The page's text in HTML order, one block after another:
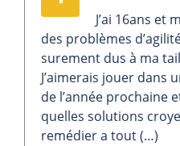
J’ai 16ans et
des problèmes
surement dus à ma
J’aimerais jouer dans
de l’année prochaine
quelles solutions
remédier a tout (…)